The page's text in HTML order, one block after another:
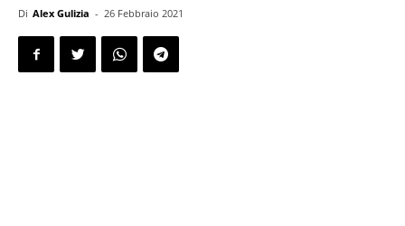
Di Alex Gulizia - 26 Febbraio 2021